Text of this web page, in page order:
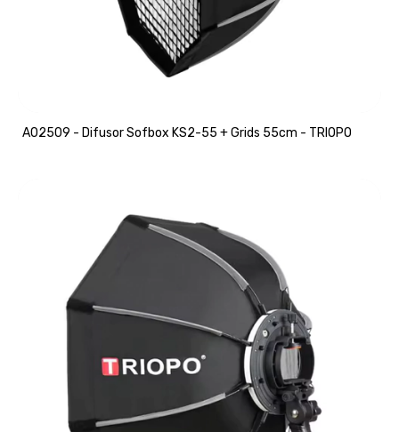
A02509 - Difusor Sofbox KS2-55 + Grids 55cm - TRIOPO